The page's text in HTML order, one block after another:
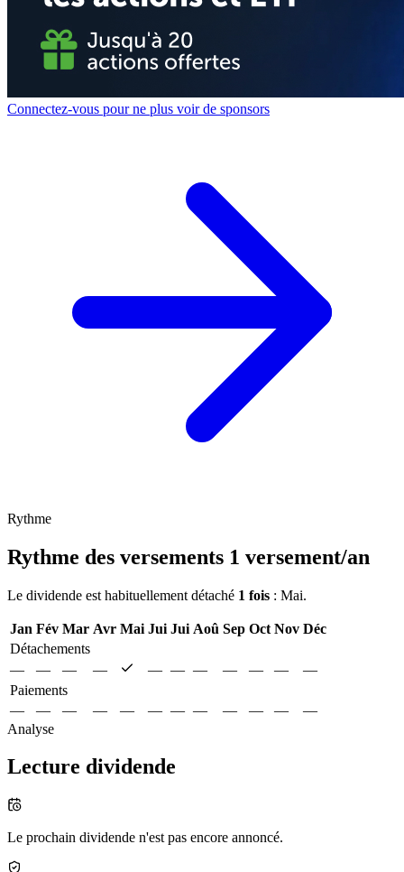
Connectez-vous pour ne plus voir de sponsors
Rythme
Rythme des versements 1 versement/an
Le dividende est habituellement détaché 1 fois : Mai.
Jan Fév Mar Avr Mai Jui Jui Aoû Sep Oct Nov Déc
Détachements
—
— — — — — — — — —
—
Paiements
—
— — — — — — — — — —
—
Analyse
Lecture dividende
Le prochain dividende n'est pas encore annoncé.